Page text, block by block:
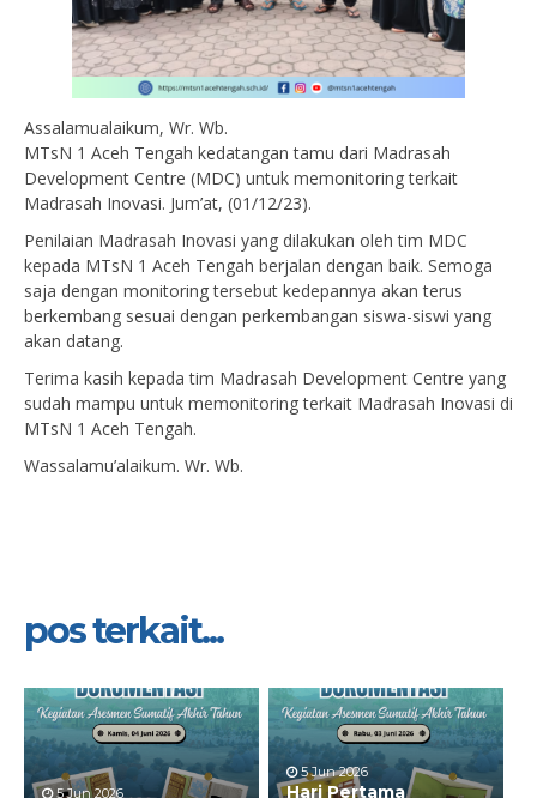
Assalamualaikum, Wr. Wb.
MTsN 1 Aceh Tengah kedatangan tamu dari Madrasah
Development Centre (MDC) untuk memonitoring terkait
Madrasah Inovasi. Jum’at, (01/12/23).
Penilaian Madrasah Inovasi yang dilakukan oleh tim MDC
kepada MTsN 1 Aceh Tengah berjalan dengan baik. Semoga
saja dengan monitoring tersebut kedepannya akan terus
berkembang sesuai dengan perkembangan siswa-siswi yang
akan datang.
Terima kasih kepada tim Madrasah Development Centre yang
sudah mampu untuk memonitoring terkait Madrasah Inovasi di
MTsN 1 Aceh Tengah.
Wassalamu’alaikum. Wr. Wb.
pos terkait...
5 Jun 2026
5 Jun 2026
Hari Pertama